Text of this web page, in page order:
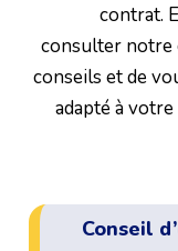
contrat.
consulter notre
conseils et de
adapté à
Conseil